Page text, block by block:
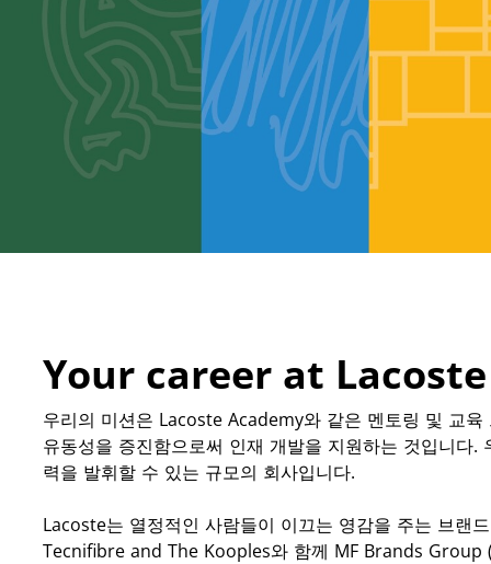
Your career at Lacoste
우리의 미션은 Lacoste Academy와 같은 멘토링 및 교육
유동성을 증진함으로써 인재 개발을 지원하는 것입니다.
력을 발휘할 수 있는 규모의 회사입니다.
Lacoste는 열정적인 사람들이 이끄는 영감을 주는 브랜
Tecnifibre and The Kooples와 함께 MF Brands Group